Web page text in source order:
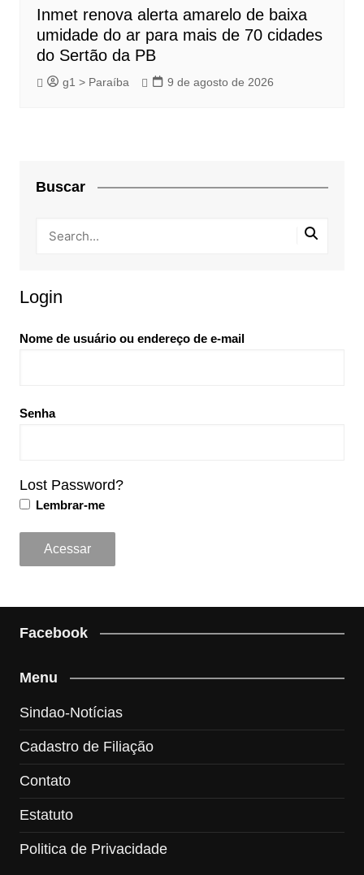
Inmet renova alerta amarelo de baixa
umidade do ar para mais de 70 cidades
do Sertão da PB
g1 > Paraíba 9 de agosto de 2026
Buscar
Login
Nome de usuário ou endereço de e-mail
Senha
Lost Password?
Lembrar-me
Facebook
Menu
Sindao-Notícias
Cadastro de Filiação
Contato
Estatuto
Politica de Privacidade